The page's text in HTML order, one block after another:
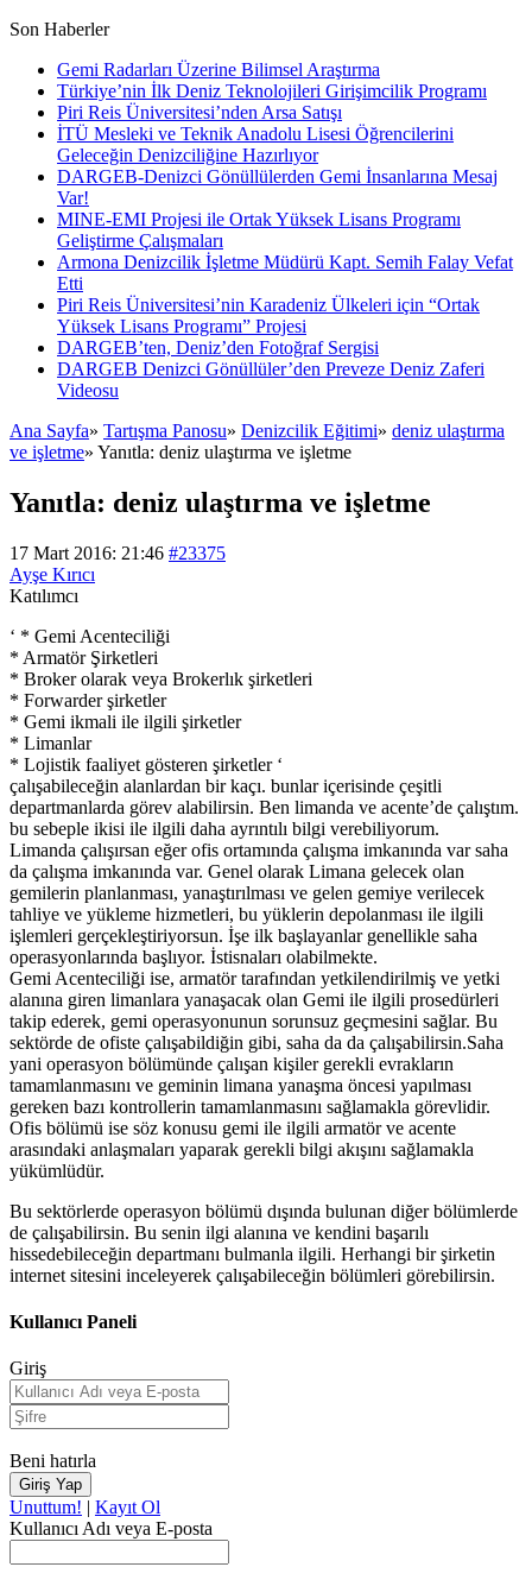
Son Haberler
Gemi Radarları Üzerine Bilimsel Araştırma
Türkiye’nin İlk Deniz Teknolojileri Girişimcilik Programı
Piri Reis Üniversitesi’nden Arsa Satışı
İTÜ Mesleki ve Teknik Anadolu Lisesi Öğrencilerini
Geleceğin Denizciliğine Hazırlıyor
DARGEB-Denizci Gönüllülerden Gemi İnsanlarına Mesaj
Var!
MINE-EMI Projesi ile Ortak Yüksek Lisans Programı
Geliştirme Çalışmaları
Armona Denizcilik İşletme Müdürü Kapt. Semih Falay Vefat
Etti
Piri Reis Üniversitesi’nin Karadeniz Ülkeleri için “Ortak
Yüksek Lisans Programı” Projesi
DARGEB’ten, Deniz’den Fotoğraf Sergisi
DARGEB Denizci Gönüllüler’den Preveze Deniz Zaferi
Videosu
Ana Sayfa» Tartışma Panosu» Denizcilik Eğitimi» deniz ulaştırma
ve işletme» Yanıtla: deniz ulaştırma ve işletme
Yanıtla: deniz ulaştırma ve işletme
17 Mart 2016: 21:46 #23375
Ayşe Kırıcı
Katılımcı
‘ * Gemi Acenteciliği
* Armatör Şirketleri
* Broker olarak veya Brokerlık şirketleri
* Forwarder şirketler
* Gemi ikmali ile ilgili şirketler
* Limanlar
* Lojistik faaliyet gösteren şirketler ‘
çalışabileceğin alanlardan bir kaçı. bunlar içerisinde çeşitli
departmanlarda görev alabilirsin. Ben limanda ve acente’de çalıştım.
bu sebeple ikisi ile ilgili daha ayrıntılı bilgi verebiliyorum.
Limanda çalışırsan eğer ofis ortamında çalışma imkanında var saha
da çalışma imkanında var. Genel olarak Limana gelecek olan
gemilerin planlanması, yanaştırılması ve gelen gemiye verilecek
tahliye ve yükleme hizmetleri, bu yüklerin depolanması ile ilgili
işlemleri gerçekleştiriyorsun. İşe ilk başlayanlar genellikle saha
operasyonlarında başlıyor. İstisnaları olabilmekte.
Gemi Acenteciliği ise, armatör tarafından yetkilendirilmiş ve yetki
alanına giren limanlara yanaşacak olan Gemi ile ilgili prosedürleri
takip ederek, gemi operasyonunun sorunsuz geçmesini sağlar. Bu
sektörde de ofiste çalışabildiğin gibi, saha da da çalışabilirsin.Saha
yani operasyon bölümünde çalışan kişiler gerekli evrakların
tamamlanmasını ve geminin limana yanaşma öncesi yapılması
gereken bazı kontrollerin tamamlanmasını sağlamakla görevlidir.
Ofis bölümü ise söz konusu gemi ile ilgili armatör ve acente
arasındaki anlaşmaları yaparak gerekli bilgi akışını sağlamakla
yükümlüdür.
Bu sektörlerde operasyon bölümü dışında bulunan diğer bölümlerde
de çalışabilirsin. Bu senin ilgi alanına ve kendini başarılı
hissedebileceğin departmanı bulmanla ilgili. Herhangi bir şirketin
internet sitesini inceleyerek çalışabileceğin bölümleri görebilirsin.
Kullanıcı Paneli
Giriş
Beni hatırla
Unuttum! | Kayıt Ol
Kullanıcı Adı veya E-posta